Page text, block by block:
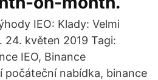
IEO: Klady: Velmi
24. květen 2019 Tagi:
IEO, Binance
počáteční nabídka, binance